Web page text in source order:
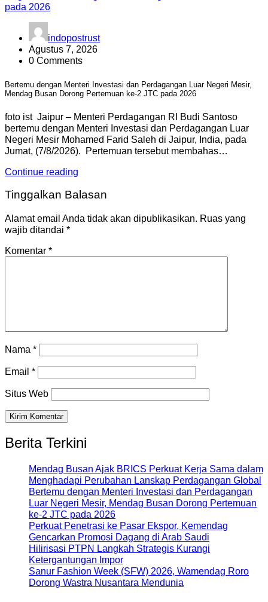
indopostrust
Agustus 7, 2026
0 Comments
Bertemu dengan Menteri Investasi dan Perdagangan Luar Negeri Mesir,
Mendag Busan Dorong Pertemuan ke-2 JTC pada 2026
foto ist Jaipur – Menteri Perdagangan RI Budi Santoso
bertemu dengan Menteri Investasi dan Perdagangan Luar
Negeri Mesir Mohamed Farid Saleh di Jaipur, India, pada
Jumat, (7/8/2026). Pertemuan tersebut membahas…
Continue reading
Tinggalkan Balasan
Alamat email Anda tidak akan dipublikasikan. Ruas yang
wajib ditandai *
Komentar *
Nama *
Email *
Situs Web
Berita Terkini
Mendag Busan Ajak BRICS Perkuat Kerja Sama dalam
Menghadapi Perubahan Lanskap Perdagangan Global
Bertemu dengan Menteri Investasi dan Perdagangan
Luar Negeri Mesir, Mendag Busan Dorong Pertemuan
ke-2 JTC pada 2026
Perkuat Penetrasi ke Pasar Ekspor, Kemendag
Gencarkan Promosi Dagang di Arab Saudi
Hilirisasi PTPN Langkah Strategis Kurangi
Ketergantungan Impor
Sanur Fashion Week (SFW) 2026, Wamendag Roro
Dorong Wastra Nusantara Mendunia